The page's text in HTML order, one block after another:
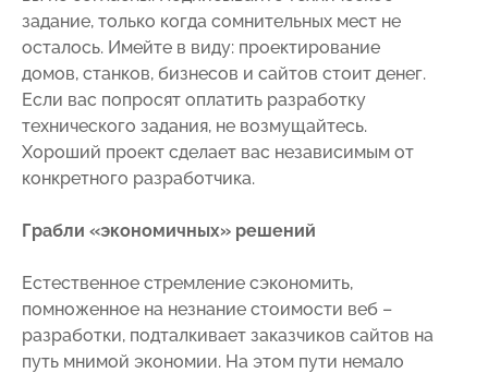
задание, только когда сомнительных мест не
осталось. Имейте в виду: проектирование
домов, станков, бизнесов и сайтов стоит денег.
Если вас попросят оплатить разработку
технического задания, не возмущайтесь.
Хороший проект сделает вас независимым от
конкретного разработчика.
Грабли «экономичных» решений
Естественное стремление сэкономить,
помноженное на незнание стоимости веб –
разработки, подталкивает заказчиков сайтов на
путь мнимой экономии. На этом пути немало